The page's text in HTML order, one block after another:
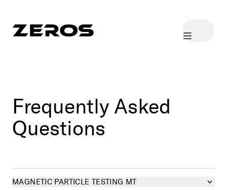
Description
Frequently Asked
Questions
MAGNETIC PARTICLE TESTING MT